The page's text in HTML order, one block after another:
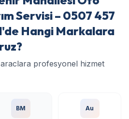
Servisi – 0507 457
Hangi Markalara
profesyonel hizmet
BM Au